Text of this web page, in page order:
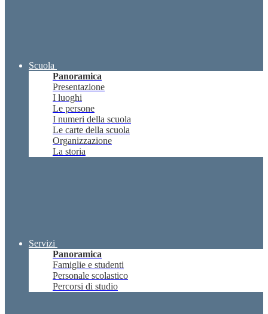
Scuola
Panoramica
Presentazione
I luoghi
Le persone
I numeri della scuola
Le carte della scuola
Organizzazione
La storia
Servizi
Panoramica
Famiglie e studenti
Personale scolastico
Percorsi di studio